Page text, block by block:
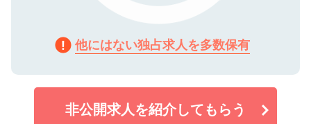
他にはない独占求人を多数保有
非公開求人を紹介してもらう